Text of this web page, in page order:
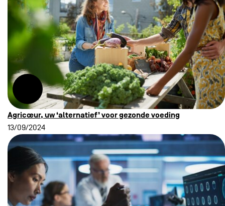
Agricœur, uw ‘alternatief’ voor gezonde voeding
13/09/2024